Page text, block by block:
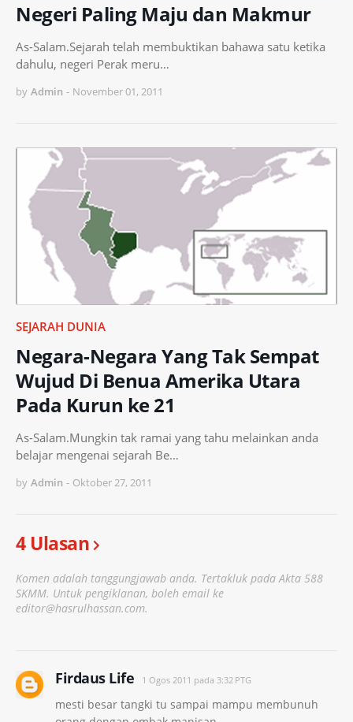
Negeri Paling Maju dan Makmur
As-Salam.Sejarah telah membuktikan bahawa satu ketika
dahulu, negeri Perak meru…
by Admin - November 01, 2011
SEJARAH DUNIA
Negara-Negara Yang Tak Sempat
Wujud Di Benua Amerika Utara
Pada Kurun ke 21
As-Salam.Mungkin tak ramai yang tahu melainkan anda
belajar mengenai sejarah Be…
by Admin - Oktober 27, 2011
4 Ulasan
Komen adalah tanggungjawab anda. Tertakluk pada Akta 588
SKMM. Untuk pengiklanan, boleh email ke
editor@hasrulhassan.com.
Firdaus Life 1 Ogos 2011 pada 3:32 PTG
mesti besar tangki tu sampai mampu membunuh